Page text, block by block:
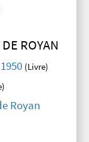
ROYAN
(Livre)
Royan